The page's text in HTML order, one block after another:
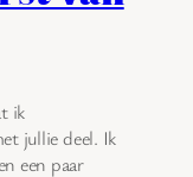
ik
jullie deel. Ik
een paar